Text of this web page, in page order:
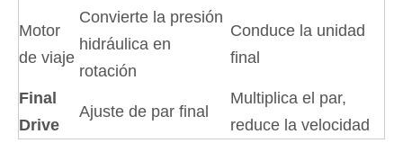
Motor
de viaje
Convierte la presión
hidráulica en
rotación
Conduce la unidad
final
Final
Drive
Ajuste de par final
Multiplica el par,
reduce la velocidad